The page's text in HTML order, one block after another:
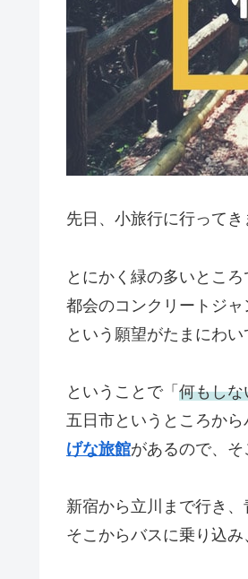
先日、小旅行に行ってき
とにかく緑の多いとこ
都会のコンクリートジ
という願望がたまにわい
ということで「 何もしな
五日市というところか
げな旅館があるので、そ
新宿から立川まで行き
そこからバスに乗り込み